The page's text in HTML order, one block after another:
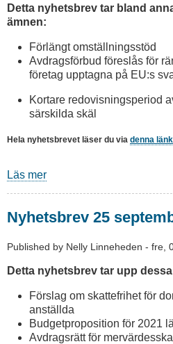
Detta nyhetsbrev tar bland
ämnen:
Förlängt omställningsstöd
Avdragsförbud föreslås för
företag upptagna på EU:s
Kortare redovisningsperiod
särskilda skäl
Hela nyhetsbrevet läser du via denna
Läs mer
oktober
Nyhetsbrev 25
Published by Nelly Linneheden - fre,
Detta nyhetsbrev tar upp
Förslag om skattefrihet för
anställda
Budgetproposition för 2021
Avdragsrätt för